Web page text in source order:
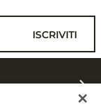
ISCRIVITI